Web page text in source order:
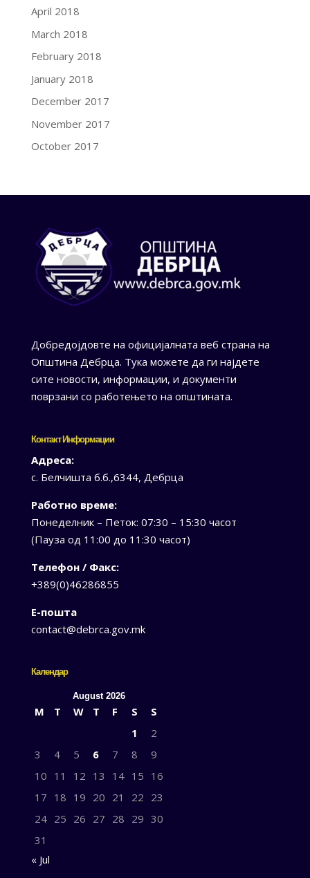
April 2018
March 2018
February 2018
January 2018
December 2017
November 2017
October 2017
Добредојдовте на официјалната веб страна на
Општина Дебрца. Тука можете да ги најдете
сите новости, информации, и документи
поврзани со работењето на општината.
Контакт Информации
Адреса:
с. Белчишта б.б.,6344, Дебрца
Работно време:
Понеделник – Петок: 07:30 – 15:30 часот
(Пауза од 11:00 до 11:30 часот)
Телефон / Факс:
+389(0)46286855
Е-пошта
contact@debrca.gov.mk
Календар
August 2026
M T W T F S
S
1
2
3
4 5 6 7 8
9
10 11 12 13 14 15 16
17 18 19 20 21 22 23
24 25 26 27 28 29 30
31
« Jul